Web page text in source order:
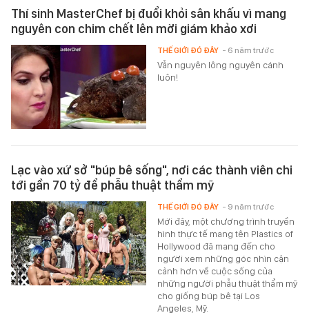
Thí sinh MasterChef bị đuổi khỏi sân khấu vì mang
nguyên con chim chết lên mời giám khảo xơi
Vẫn nguyên lông nguyên cánh
luôn!
THẾ GIỚI ĐÓ ĐÂY - 6 năm trước
Lạc vào xứ sở "búp bê sống", nơi các thành viên chi
tới gần 70 tỷ để phẫu thuật thẩm mỹ
Mới đây, một chương trình truyền
hình thực tế mang tên Plastics of
Hollywood đã mang đến cho
người xem những góc nhìn cận
cảnh hơn về cuộc sống của
những người phẫu thuật thẩm mỹ
cho giống búp bê tại Los
Angeles, Mỹ.
THẾ GIỚI ĐÓ ĐÂY - 9 năm trước